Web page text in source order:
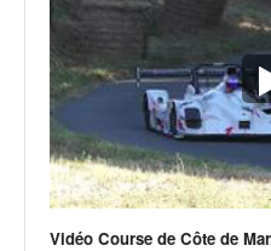
Vidéo Course de Côte de